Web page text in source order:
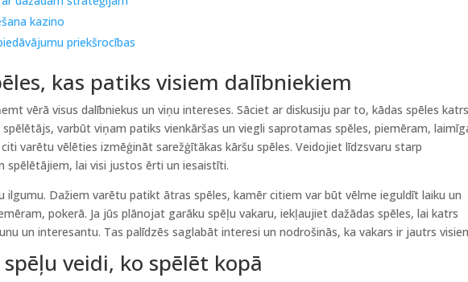
kazino
priekšrocības
kas patiks visiem dalībniekiem
vērā visus dalībniekus un viņu intereses. Sāciet ar diskusiju par to, kādas spēles
spēlētājs, varbūt viņam patiks vienkāršas un viegli saprotamas spēles, piemēram,
varētu vēlēties izmēģināt sarežģītākas kāršu spēles. Veidojiet līdzsvaru starp
spēlētājiem, lai visi justos ērti un iesaistīti.
ilgumu. Dažiem varētu patikt ātras spēles, kamēr citiem var būt vēlme ieguldīt laiku un
pokerā. Ja jūs plānojat garāku spēļu vakaru, iekļaujiet dažādas spēles, lai katrs
un interesantu. Tas palīdzēs saglabāt interesi un nodrošinās, ka vakars ir jautrs
veidi, ko spēlēt kopā